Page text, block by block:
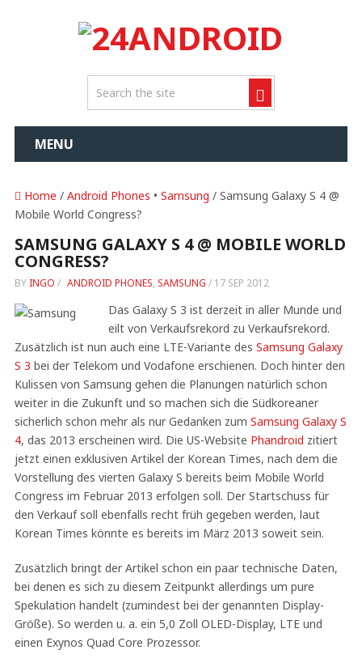
MENU
Home / Android Phones • Samsung / Samsung Galaxy S 4 @
Mobile World Congress?
SAMSUNG GALAXY S 4 @ MOBILE WORLD
CONGRESS?
BY INGO / ANDROID PHONES, SAMSUNG / 17 SEP 2012
Das Galaxy S 3 ist derzeit in aller Munde und
eilt von Verkaufsrekord zu Verkaufsrekord.
Zusätzlich ist nun auch eine LTE-Variante des Samsung Galaxy
S 3 bei der Telekom und Vodafone erschienen. Doch hinter den
Kulissen von Samsung gehen die Planungen natürlich schon
weiter in die Zukunft und so machen sich die Südkoreaner
sicherlich schon mehr als nur Gedanken zum Samsung Galaxy S
4, das 2013 erscheinen wird. Die US-Website Phandroid zitiert
jetzt einen exklusiven Artikel der Korean Times, nach dem die
Vorstellung des vierten Galaxy S bereits beim Mobile World
Congress im Februar 2013 erfolgen soll. Der Startschuss für
den Verkauf soll ebenfalls recht früh gegeben werden, laut
Korean Times könnte es bereits im März 2013 soweit sein.
Zusätzlich bringt der Artikel schon ein paar technische Daten,
bei denen es sich zu diesem Zeitpunkt allerdings um pure
Spekulation handelt (zumindest bei der genannten Display-
Größe). So werden u. a. ein 5,0 Zoll OLED-Display, LTE und
einen Exynos Quad Core Prozessor.